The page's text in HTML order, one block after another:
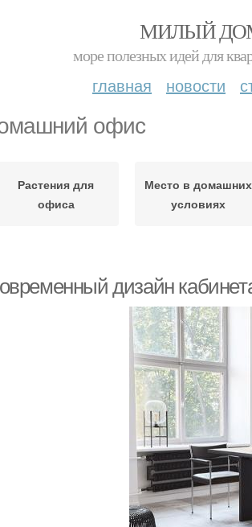
МИЛЫЙ
море полезных идей для
главная новости
офис
Растения для
офиса
Место в домашних
условиях
дизайн